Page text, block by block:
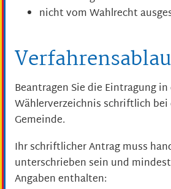
nicht vom Wahlrecht
Beantragen Sie die Eintragung in
Wählerverzeichnis schriftlich
Gemeinde.
Ihr schriftlicher Antrag muss
unterschrieben sein und
Angaben enthalten: